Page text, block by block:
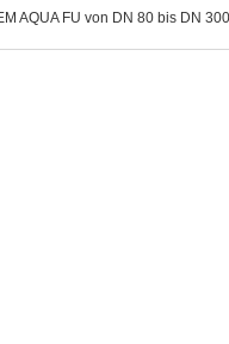
AQUA FU von DN 80 bis DN